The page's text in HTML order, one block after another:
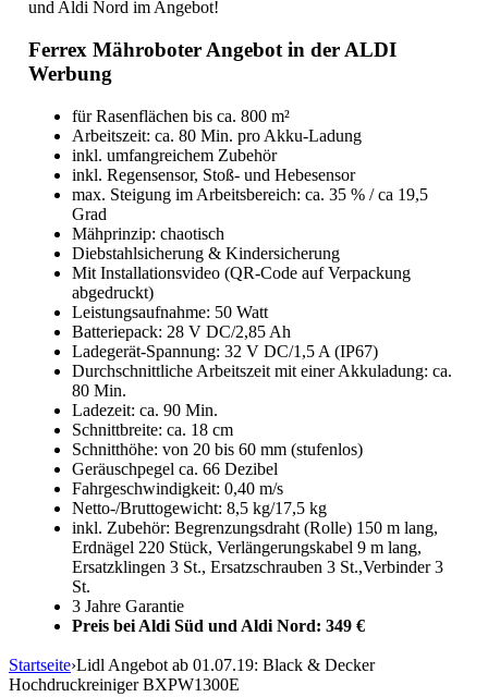
und Aldi Nord im Angebot!
Ferrex Mähroboter Angebot in der ALDI
Werbung
für Rasenflächen bis ca. 800 m²
Arbeitszeit: ca. 80 Min. pro Akku-Ladung
inkl. umfangreichem Zubehör
inkl. Regensensor, Stoß- und Hebesensor
max. Steigung im Arbeitsbereich: ca. 35 % / ca 19,5
Grad
Mähprinzip: chaotisch
Diebstahlsicherung & Kindersicherung
Mit Installationsvideo (QR-Code auf Verpackung
abgedruckt)
Leistungsaufnahme: 50 Watt
Batteriepack: 28 V DC/2,85 Ah
Ladegerät-Spannung: 32 V DC/1,5 A (IP67)
Durchschnittliche Arbeitszeit mit einer Akkuladung: ca.
80 Min.
Ladezeit: ca. 90 Min.
Schnittbreite: ca. 18 cm
Schnitthöhe: von 20 bis 60 mm (stufenlos)
Geräuschpegel ca. 66 Dezibel
Fahrgeschwindigkeit: 0,40 m/s
Netto-/Bruttogewicht: 8,5 kg/17,5 kg
inkl. Zubehör: Begrenzungsdraht (Rolle) 150 m lang,
Erdnägel 220 Stück, Verlängerungskabel 9 m lang,
Ersatzklingen 3 St., Ersatzschrauben 3 St.,Verbinder 3
St.
3 Jahre Garantie
Preis bei Aldi Süd und Aldi Nord: 349 €
Startseite›Lidl Angebot ab 01.07.19: Black & Decker
Hochdruckreiniger BXPW1300E